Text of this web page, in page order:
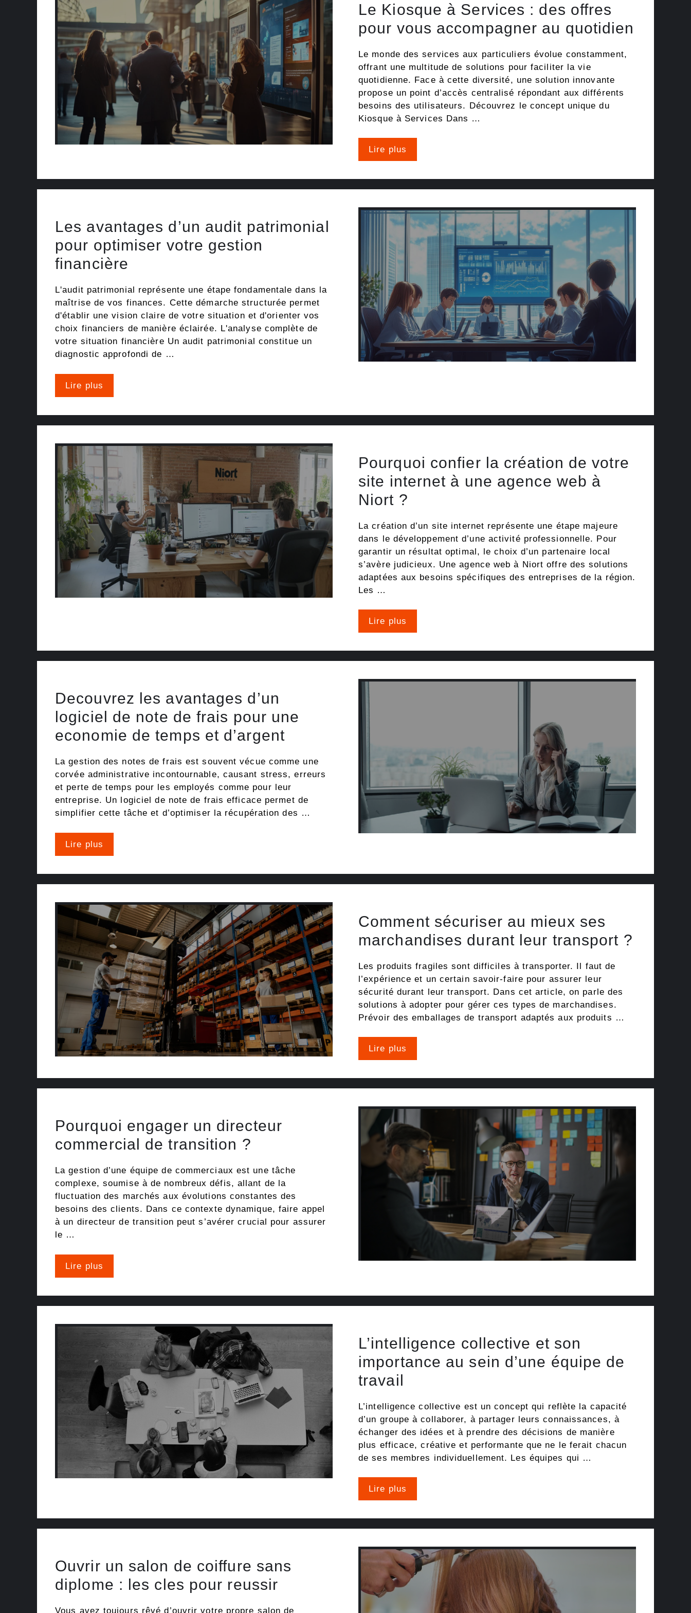
Le Kiosque à Services : des offres
pour vous accompagner au quotidien
Le monde des services aux particuliers évolue constamment,
offrant une multitude de solutions pour faciliter la vie
quotidienne. Face à cette diversité, une solution innovante
propose un point d’accès centralisé répondant aux différents
besoins des utilisateurs. Découvrez le concept unique du
Kiosque à Services Dans …
Lire plus
Les avantages d’un audit patrimonial
pour optimiser votre gestion
financière
L'audit patrimonial représente une étape fondamentale dans la
maîtrise de vos finances. Cette démarche structurée permet
d'établir une vision claire de votre situation et d'orienter vos
choix financiers de manière éclairée. L'analyse complète de
votre situation financière Un audit patrimonial constitue un
diagnostic approfondi de …
Lire plus
Pourquoi confier la création de votre
site internet à une agence web à
Niort ?
La création d’un site internet représente une étape majeure
dans le développement d’une activité professionnelle. Pour
garantir un résultat optimal, le choix d’un partenaire local
s’avère judicieux. Une agence web à Niort offre des solutions
adaptées aux besoins spécifiques des entreprises de la région.
Les …
Lire plus
Decouvrez les avantages d’un
logiciel de note de frais pour une
economie de temps et d’argent
La gestion des notes de frais est souvent vécue comme une
corvée administrative incontournable, causant stress, erreurs
et perte de temps pour les employés comme pour leur
entreprise. Un logiciel de note de frais efficace permet de
simplifier cette tâche et d’optimiser la récupération des …
Lire plus
Comment sécuriser au mieux ses
marchandises durant leur transport ?
Les produits fragiles sont difficiles à transporter. Il faut de
l’expérience et un certain savoir-faire pour assurer leur
sécurité durant leur transport. Dans cet article, on parle des
solutions à adopter pour gérer ces types de marchandises.
Prévoir des emballages de transport adaptés aux produits …
Lire plus
Pourquoi engager un directeur
commercial de transition ?
La gestion d’une équipe de commerciaux est une tâche
complexe, soumise à de nombreux défis, allant de la
fluctuation des marchés aux évolutions constantes des
besoins des clients. Dans ce contexte dynamique, faire appel
à un directeur de transition peut s’avérer crucial pour assurer
le …
Lire plus
L’intelligence collective et son
importance au sein d’une équipe de
travail
L’intelligence collective est un concept qui reflète la capacité
d’un groupe à collaborer, à partager leurs connaissances, à
échanger des idées et à prendre des décisions de manière
plus efficace, créative et performante que ne le ferait chacun
de ses membres individuellement. Les équipes qui …
Lire plus
Ouvrir un salon de coiffure sans
diplome : les cles pour reussir
Vous avez toujours rêvé d’ouvrir votre propre salon de